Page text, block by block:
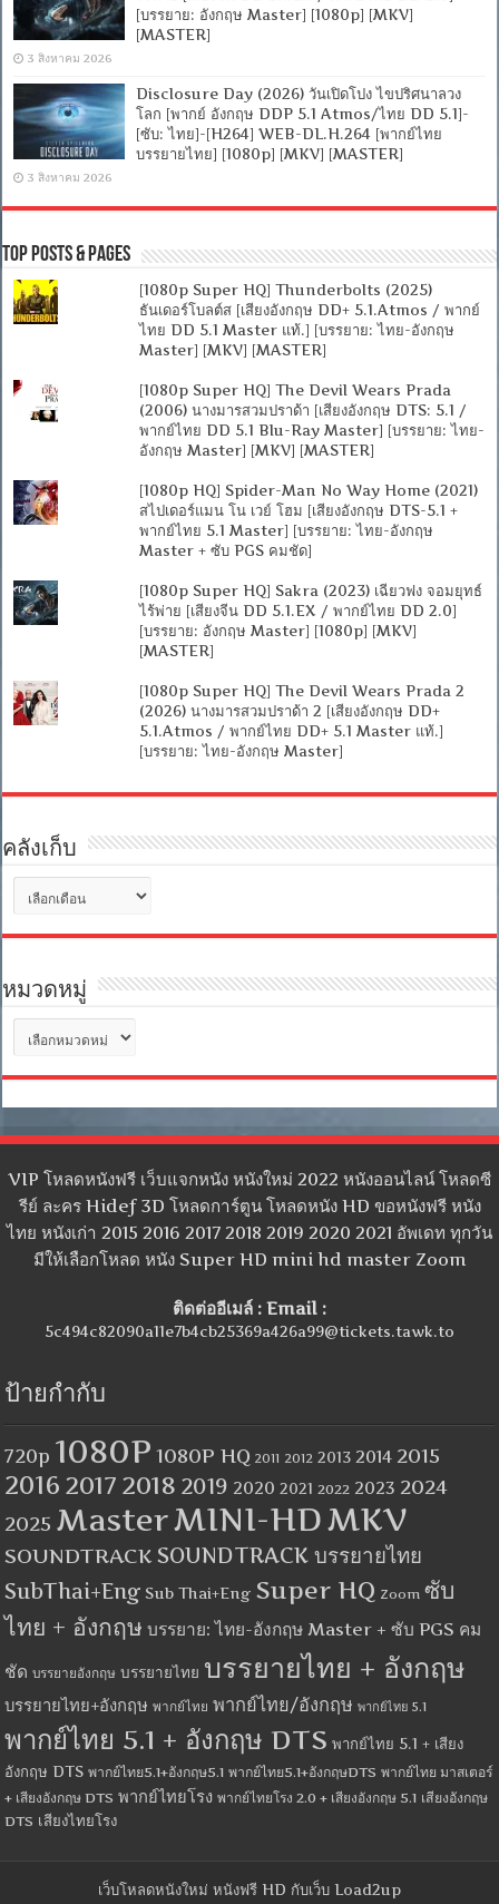
[บรรยาย: อังกฤษ Master] [1080p] [MKV]
[MASTER]
3 สิงหาคม 2026
Disclosure Day (2026) วันเปิดโปง ไขปริศนาลวง
โลก [พากย์ อังกฤษ DDP 5.1 Atmos/ไทย DD 5.1]-
[ซับ: ไทย]-[H264] WEB-DL.H.264 [พากย์ไทย
บรรยายไทย] [1080p] [MKV] [MASTER]
3 สิงหาคม 2026
Top Posts & Pages
[1080p Super HQ] Thunderbolts (2025)
ธันเดอร์โบลต์ส [เสียงอังกฤษ DD+ 5.1.Atmos / พากย์
ไทย DD 5.1 Master แท้.] [บรรยาย: ไทย-อังกฤษ
Master] [MKV] [MASTER]
[1080p Super HQ] The Devil Wears Prada
(2006) นางมารสวมปราด้า [เสียงอังกฤษ DTS: 5.1 /
พากย์ไทย DD 5.1 Blu-Ray Master] [บรรยาย: ไทย-
อังกฤษ Master] [MKV] [MASTER]
[1080p HQ] Spider-Man No Way Home (2021)
สไปเดอร์แมน โน เวย์ โฮม [เสียงอังกฤษ DTS-5.1 +
พากย์ไทย 5.1 Master] [บรรยาย: ไทย-อังกฤษ
Master + ซับ PGS คมชัด]
[1080p Super HQ] Sakra (2023) เฉียวฟง จอมยุทธ์
ไร้พ่าย [เสียงจีน DD 5.1.EX / พากย์ไทย DD 2.0]
[บรรยาย: อังกฤษ Master] [1080p] [MKV]
[MASTER]
[1080p Super HQ] The Devil Wears Prada 2
(2026) นางมารสวมปราด้า 2 [เสียงอังกฤษ DD+
5.1.Atmos / พากย์ไทย DD+ 5.1 Master แท้.]
[บรรยาย: ไทย-อังกฤษ Master]
คลังเก็บ
เก็บ
หมวดหมู่
หมู่
VIP โหลดหนังฟรี เว็บแจกหนัง หนังใหม่ 2022 หนังออนไลน์ โหลดซี
รีย์ ละคร Hidef 3D โหลดการ์ตูน โหลดหนัง HD ขอหนังฟรี หนัง
ไทย หนังเก่า 2015 2016 2017 2018 2019 2020 2021 อัพเดท ทุกวัน
มีให้เลือกโหลด หนัง Super HD mini hd master Zoom
ติดต่ออีเมล์ : Email :
5c494c82090a11e7b4cb25369a426a99@tickets.tawk.to
ป้ายกำกับ
720p 1080P 1080P HQ 2011 2012 2013 2014 2015
2016 2017 2018 2019 2020 2021 2022 2023 2024
2025 MasterMINI-HDMKV
SOUNDTRACK SOUNDTRACK บรรยายไทย
SubThai+Eng Sub Thai+Eng Super HQ Zoom ซับ
ไทย + อังกฤษ บรรยาย: ไทย-อังกฤษ Master + ซับ PGS คม
ชัด บรรยายอังกฤษ บรรยายไทย บรรยายไทย + อังกฤษ
บรรยายไทย+อังกฤษ พากย์ไทย พากย์ไทย/อังกฤษ พากย์ไทย 5.1
พากย์ไทย 5.1 + อังกฤษ DTS พากย์ไทย 5.1 + เสียง
อังกฤษ DTS พากย์ไทย5.1+อังกฤษ5.1 พากย์ไทย5.1+อังกฤษDTS พากย์ไทย มาสเตอร์
+ เสียงอังกฤษ DTS พากย์ไทยโรง พากย์ไทยโรง 2.0 + เสียงอังกฤษ 5.1 เสียงอังกฤษ
DTS เสียงไทยโรง
เว็บโหลดหนังใหม่ หนังฟรี HD กับเว็บ Load2up